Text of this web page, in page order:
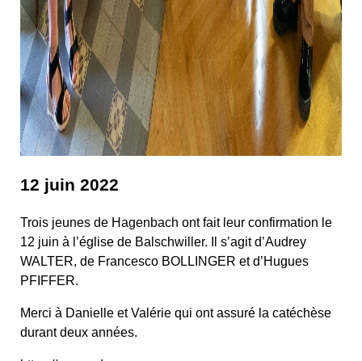
12 juin 2022
Trois jeunes de Hagenbach ont fait leur confirmation le
12 juin à l’église de Balschwiller. Il s’agit d’Audrey
WALTER, de Francesco BOLLINGER et d’Hugues
PFIFFER.
Merci à Danielle et Valérie qui ont assuré la catéchèse
durant deux années.